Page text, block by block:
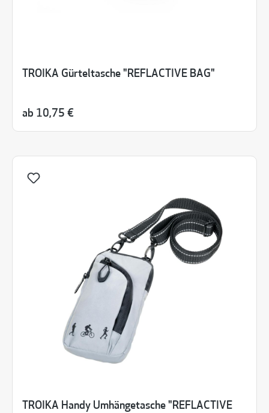
TROIKA Gürteltasche "REFLACTIVE BAG"
ab 10,75 €
TROIKA Handy Umhängetasche "REFLACTIVE